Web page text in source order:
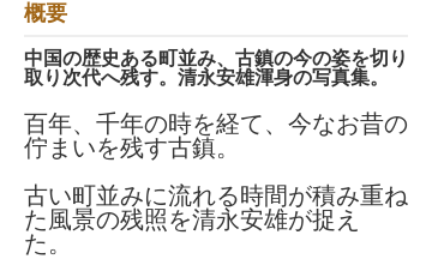
概要
中国の歴史ある町並み、古鎮の今の姿を切り
取り次代へ残す。清永安雄渾身の写真集。
百年、千年の時を経て、今なお昔の
佇まいを残す古鎮。
古い町並みに流れる時間が積み重ね
た風景の残照を清永安雄が捉え
た。